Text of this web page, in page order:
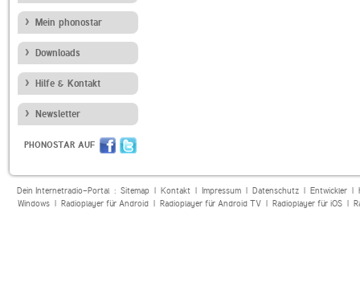
Mein phonostar
Downloads
Hilfe & Kontakt
Newsletter
PHONOSTAR AUF
Dein Internetradio-Portal : Sitemap| Kontakt| Impressum| Datenschutz| Entwickler|
Windows| Radioplayer für Android| Radioplayer für Android TV| Radioplayer für iOS|